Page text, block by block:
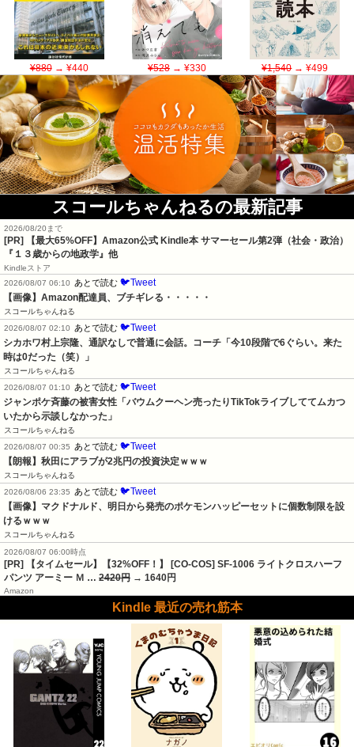
¥880→ ¥440 ¥528→ ¥330 ¥1,540→ ¥499
スコールちゃんねるの最新記事
2026/08/20まで
[PR]
【最大65%OFF】Amazon公式 Kindle本 サマーセール第2弾（社会・政治）
『１３歳からの地政学』他
Kindleストア
2026/08/07 06:10
あとで読む 🐦Tweet
【画像】Amazon配達員、ブチギレる・・・・・
スコールちゃんねる
2026/08/07 02:10
あとで読む 🐦Tweet
シカホワ村上宗隆、通訳なしで普通に会話。コーチ「今10段階で6ぐらい。来た
時は0だった（笑）」
スコールちゃんねる
2026/08/07 01:10
あとで読む 🐦Tweet
ジャンポケ斉藤の被害女性「バウムクーヘン売ったりTikTokライブしててムカつ
いたから示談しなかった」
スコールちゃんねる
2026/08/07 00:35
あとで読む 🐦Tweet
【朗報】秋田にアラブが2兆円の投資決定ｗｗｗ
スコールちゃんねる
2026/08/06 23:35
あとで読む 🐦Tweet
【画像】マクドナルド、明日から発売のポケモンハッピーセットに個数制限を設
けるｗｗｗ
スコールちゃんねる
2026/08/07 06:00時点
[PR] 【タイムセール】【32%OFF！】 [CO-COS] SF-1006 ライトクロスハーフ
パンツ アーミー Ｍ … 2420円 → 1640円
Amazon
Kindle 最近の売れ筋本